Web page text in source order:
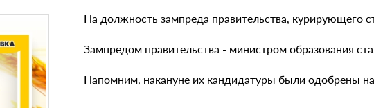
На должность зампреда правительства, курирующего
Зампредом правительства - министром образования
Напомним, накануне их кандидатуры были одобрены